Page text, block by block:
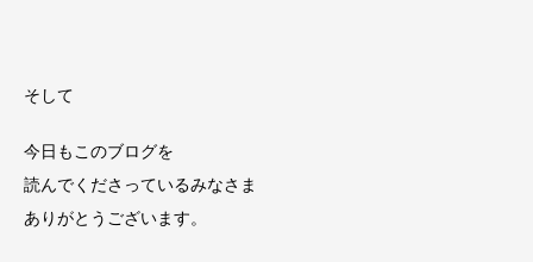
そして
今日もこのブログを
読んでくださっているみなさま
ありがとうございます。